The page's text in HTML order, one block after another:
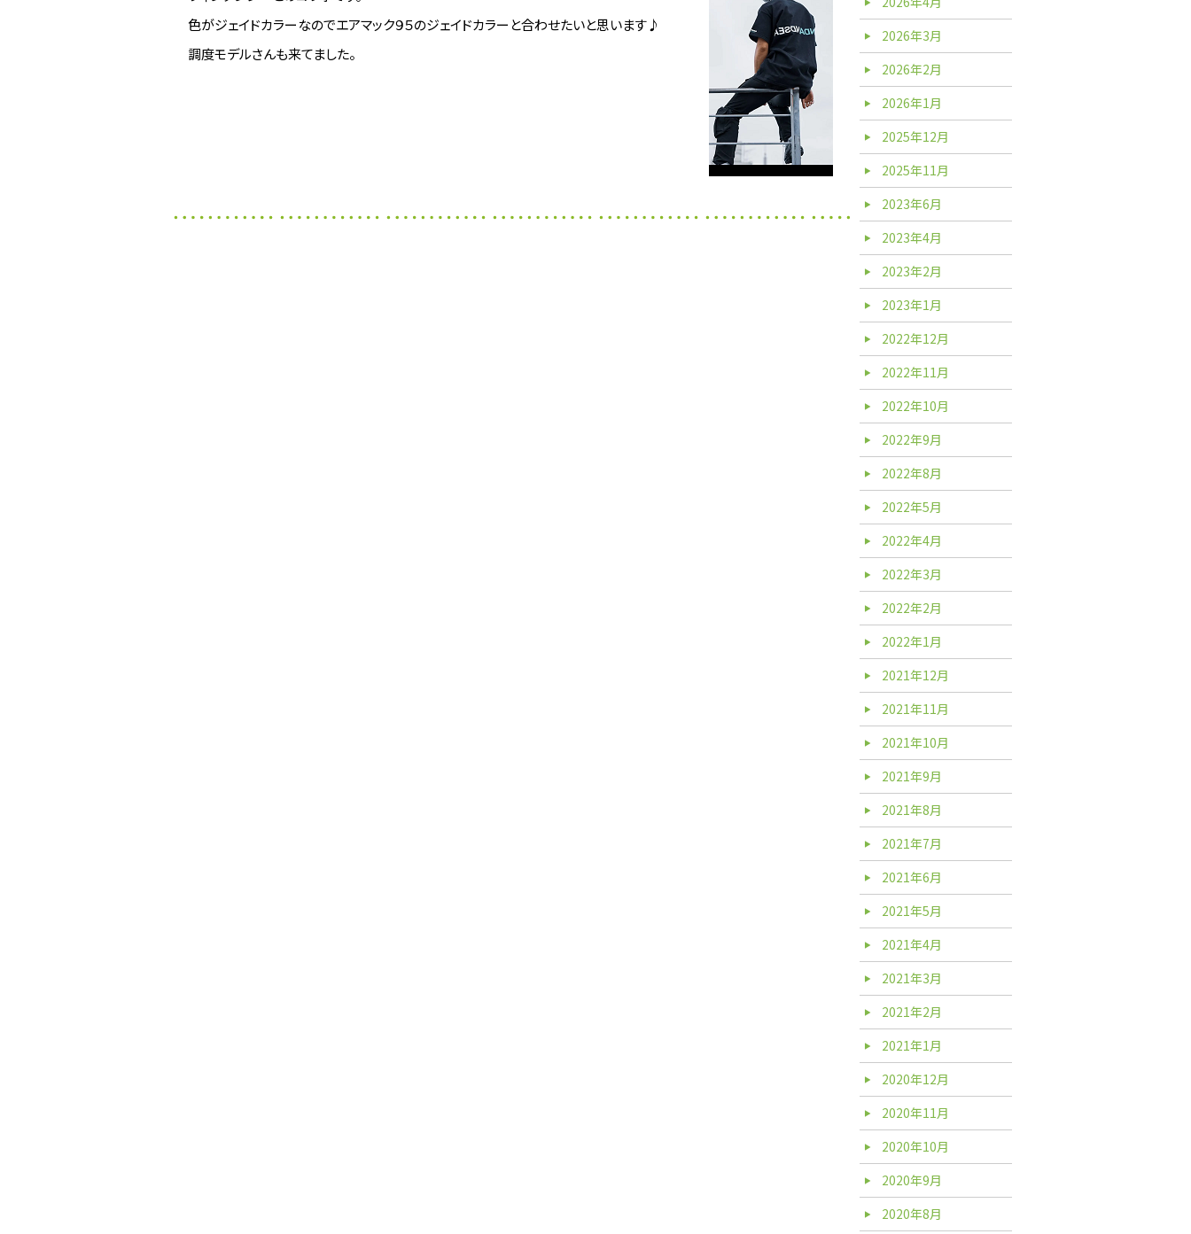
色がジェイドカラーなのでエアマック９５のジェイドカラーと合わせたいと思います♪
調度モデルさんも来てました。
2026年3月
2026年2月
2026年1月
2025年12月
2025年11月
2023年6月
2023年4月
2023年2月
2023年1月
2022年12月
2022年11月
2022年10月
2022年9月
2022年8月
2022年5月
2022年4月
2022年3月
2022年2月
2022年1月
2021年12月
2021年11月
2021年10月
2021年9月
2021年8月
2021年7月
2021年6月
2021年5月
2021年4月
2021年3月
2021年2月
2021年1月
2020年12月
2020年11月
2020年10月
2020年9月
2020年8月